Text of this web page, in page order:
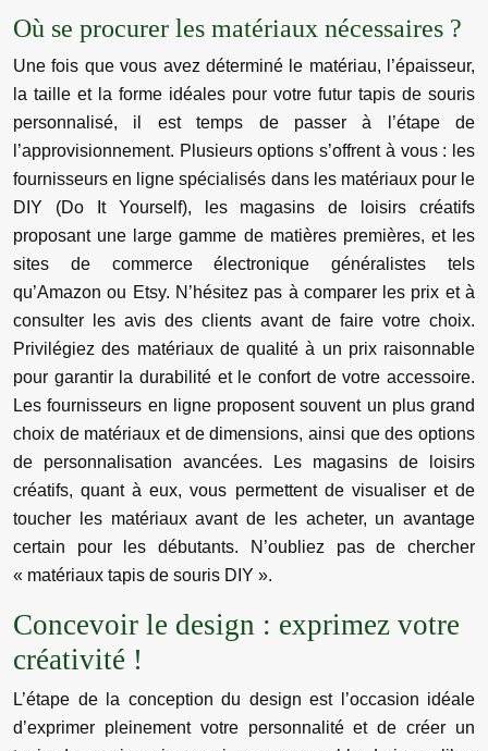
Où se procurer les matériaux nécessaires ?
Une fois que vous avez déterminé le matériau, l’épaisseur,
la taille et la forme idéales pour votre futur tapis de souris
personnalisé, il est temps de passer à l’étape de
l’approvisionnement. Plusieurs options s’offrent à vous : les
fournisseurs en ligne spécialisés dans les matériaux pour le
DIY (Do It Yourself), les magasins de loisirs créatifs
proposant une large gamme de matières premières, et les
sites de commerce électronique généralistes tels
qu’Amazon ou Etsy. N’hésitez pas à comparer les prix et à
consulter les avis des clients avant de faire votre choix.
Privilégiez des matériaux de qualité à un prix raisonnable
pour garantir la durabilité et le confort de votre accessoire.
Les fournisseurs en ligne proposent souvent un plus grand
choix de matériaux et de dimensions, ainsi que des options
de personnalisation avancées. Les magasins de loisirs
créatifs, quant à eux, vous permettent de visualiser et de
toucher les matériaux avant de les acheter, un avantage
certain pour les débutants. N’oubliez pas de chercher
« matériaux tapis de souris DIY ».
Concevoir le design : exprimez votre
créativité !
L’étape de la conception du design est l’occasion idéale
d’exprimer pleinement votre personnalité et de créer un